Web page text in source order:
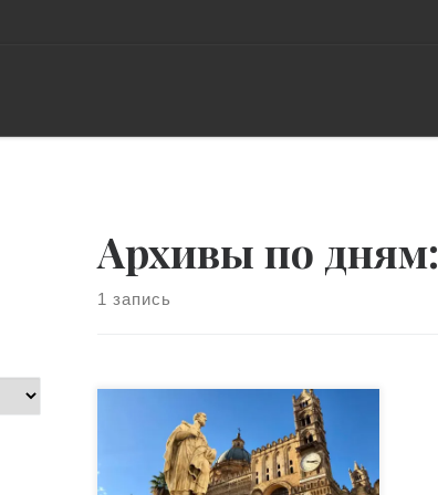
Архивы по дням:
1 запись
Идеальный прибор — когда
прибора нет, а функции его
выполняются Генрих Саулович